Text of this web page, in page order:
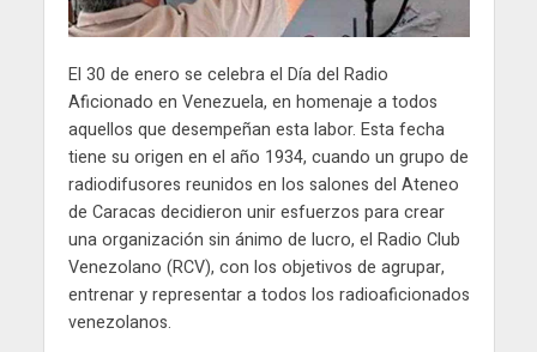
El 30 de enero se celebra el Día del Radio
Aficionado en Venezuela, en homenaje a todos
aquellos que desempeñan esta labor. Esta fecha
tiene su origen en el año 1934, cuando un grupo de
radiodifusores reunidos en los salones del Ateneo
de Caracas decidieron unir esfuerzos para crear
una organización sin ánimo de lucro, el Radio Club
Venezolano (RCV), con los objetivos de agrupar,
entrenar y representar a todos los radioaficionados
venezolanos.